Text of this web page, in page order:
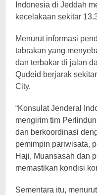
Indonesia di Jeddah
kecelakaan sekitar
Menurut informasi
tabrakan yang
dan terbakar di jalan
Qudeid berjarak
City.
“Konsulat Jenderal
mengirim tim
dan berkoordinasi
pemimpin pariwisata,
Haji, Muansasah dan
memastikan kondisi
Sementara itu,